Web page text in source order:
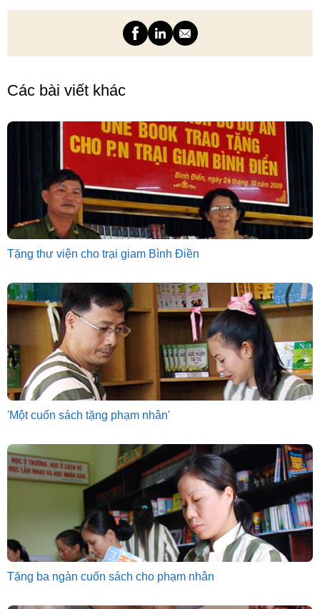
Các bài viết khác
Tặng thư viện cho trại giam Bình Điền
'Một cuốn sách tặng phạm nhân'
Tặng ba ngàn cuốn sách cho phạm nhân